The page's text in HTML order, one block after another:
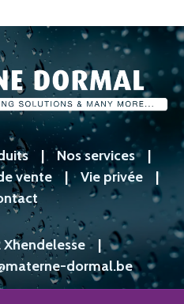
|Nos services|
vente | Vie privée |
Xhendelesse|
dormal.be